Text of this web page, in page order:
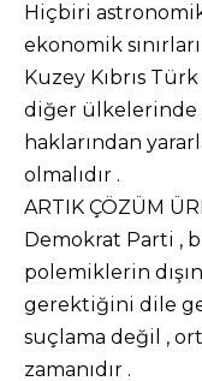
Hiçbiri
ekonomik
Kuzey Kıbrıs
diğer ülkelerinde
haklarından
olmalıdır .
ARTIK ÇÖZÜM
Demokrat Parti ,
polemiklerin
gerektiğini dile
suçlama değil ,
zamanıdır .